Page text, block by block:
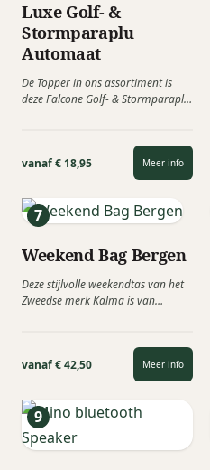
Luxe Golf- &
Stormparaplu
Automaat
De Topper in ons assortiment is
deze Falcone Golf- & Stormparaplu!
vanaf € 18,95 Meer info
Weekend Bag Bergen
Deze stijlvolle weekendtas van het
Zweedse merk Kalma is van
vanaf € 42,50 Meer info